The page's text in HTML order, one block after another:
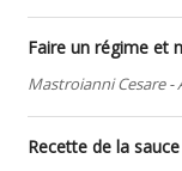
Faire un régime et
Mastroianni Cesare-
Recette de la